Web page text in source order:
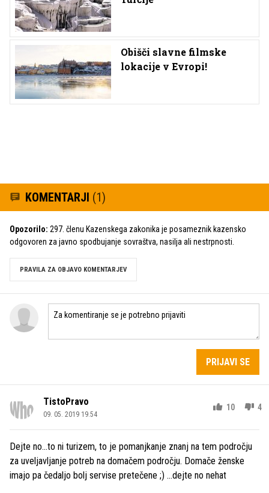
Obišči slavne filmske
lokacije v Evropi!
KOMENTARJI (1)
Opozorilo: 297. členu Kazenskega zakonika je posameznik kazensko
odgovoren za javno spodbujanje sovraštva, nasilja ali nestrpnosti.
PRAVILA ZA OBJAVO KOMENTARJEV
PRIJAVI SE
TistoPravo
09. 05. 2019 19.54
10 4
Dejte no...to ni turizem, to je pomanjkanje znanj na tem področju
za uveljavljanje potreb na domačem področju. Domače ženske
imajo pa čedaljo bolj servise pretečene ;) ...dejte no nehat